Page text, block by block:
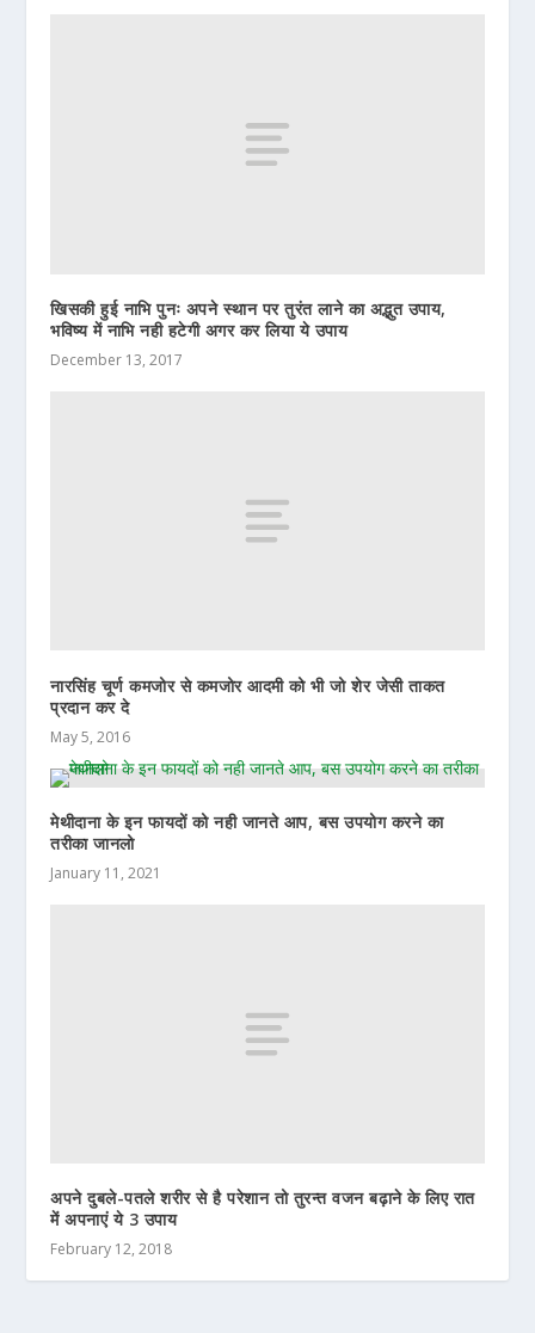
खिसकी हुई नाभि पुनः अपने स्थान पर तुरंत लाने का अद्भुत उपाय,
भविष्य में नाभि नही हटेगी अगर कर लिया ये उपाय
December 13, 2017
नारसिंह चूर्ण कमजोर से कमजोर आदमी को भी जो शेर जेसी ताकत
प्रदान कर दे
May 5, 2016
मेथीदाना के इन फायदों को नही जानते आप, बस उपयोग करने का
तरीका जानलो
January 11, 2021
अपने दुबले-पतले शरीर से है परेशान तो तुरन्त वजन बढ़ाने के लिए रात
में अपनाएं ये 3 उपाय
February 12, 2018